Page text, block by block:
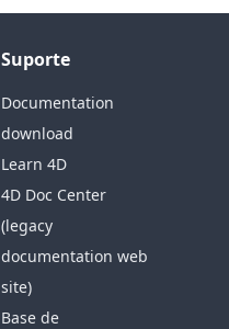
Suporte
Documentation
download
Learn 4D
4D Doc Center
(legacy
documentation web
site)
Base de